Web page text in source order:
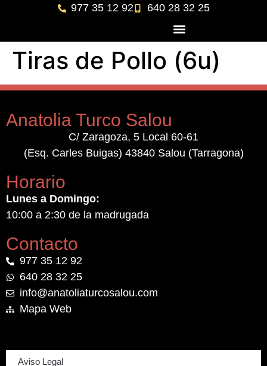
977 35 12 92 640 28 32 25
Tiras de Pollo (6u)
Anatolia Turco Salou
C/ Zaragoza, 5 Local 60-61
(Esq. Carles Buigas) 43840 Salou (Tarragona)
Horario
Lunes a Domingo:
10:00 a 2:30 de la madrugada
Contacto
977 35 12 92
640 28 32 25
info@anatoliaturcosalou.com
Mapa Web
Aviso Legal